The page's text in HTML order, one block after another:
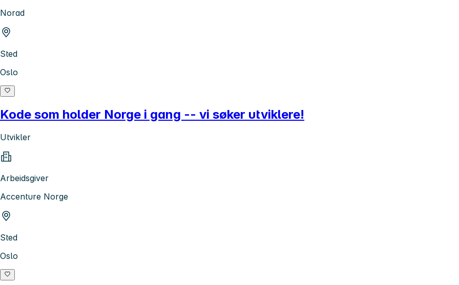
Norad
Sted
Oslo
Kode som holder Norge i gang -- vi søker utviklere!
Utvikler
Arbeidsgiver
Accenture Norge
Sted
Oslo